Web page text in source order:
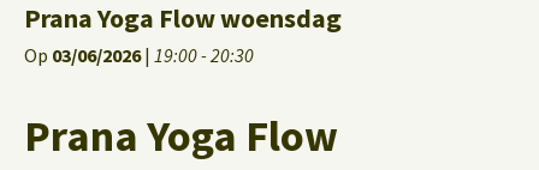
inhoud
Prana Yoga Flow woensdag
Op 03/06/2026| 19:00 - 20:30
Prana Yoga Flow